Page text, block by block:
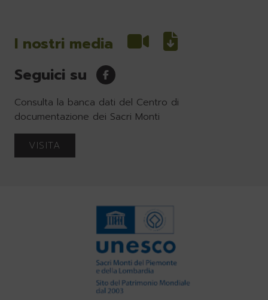
I nostri media
Seguici su
Consulta la banca dati del Centro di
documentazione dei Sacri Monti
VISITA